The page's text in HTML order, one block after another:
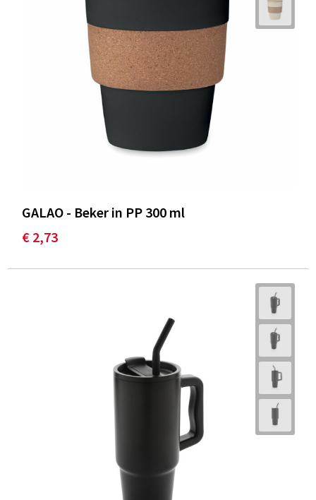
GALAO - Beker in PP 300 ml
€ 2,73